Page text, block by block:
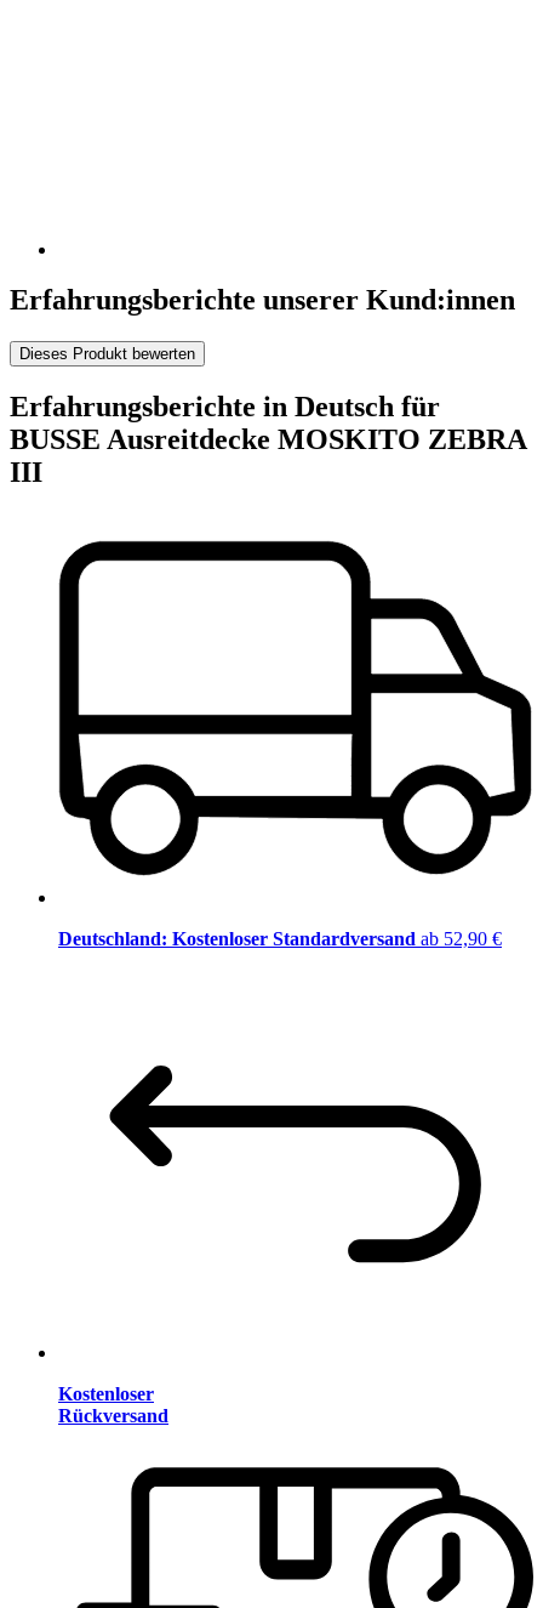
Erfahrungsberichte unserer Kund:innen
Dieses Produkt bewerten
Erfahrungsberichte in Deutsch für
BUSSE Ausreitdecke MOSKITO ZEBRA
III
Deutschland: Kostenloser Standardversand ab 52,90 €
Kostenloser
Rückversand